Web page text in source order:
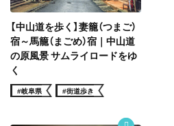
【中山道を歩く】妻籠（つまご）
宿～馬籠（まごめ）宿｜中山道
の原風景 サムライロードをゆ
く
#岐阜県 #街道歩き